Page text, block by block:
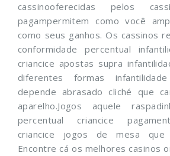
cassinooferecidas pelos
pagampermitem como você
como seus ganhos. Os cassinos
conformidade percentual
criancice apostas supra
diferentes formas
depende abrasado cliché que
aparelho.Jogos aquele
percentual criancice
criancice jogos de mesa que
Encontre cá os melhores casinos